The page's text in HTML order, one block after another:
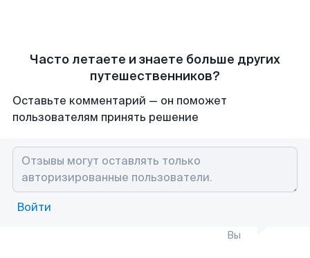
Часто летаете и знаете больше других
путешественников?
Оставьте комментарий — он поможет
пользователям принять решение
Войти
Вы